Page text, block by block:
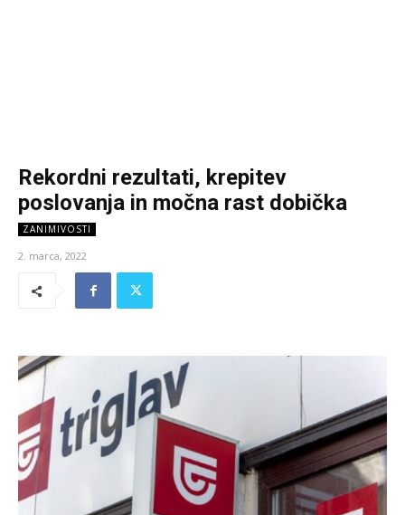
Rekordni rezultati, krepitev
poslovanja in močna rast dobička
ZANIMIVOSTI
2. marca, 2022